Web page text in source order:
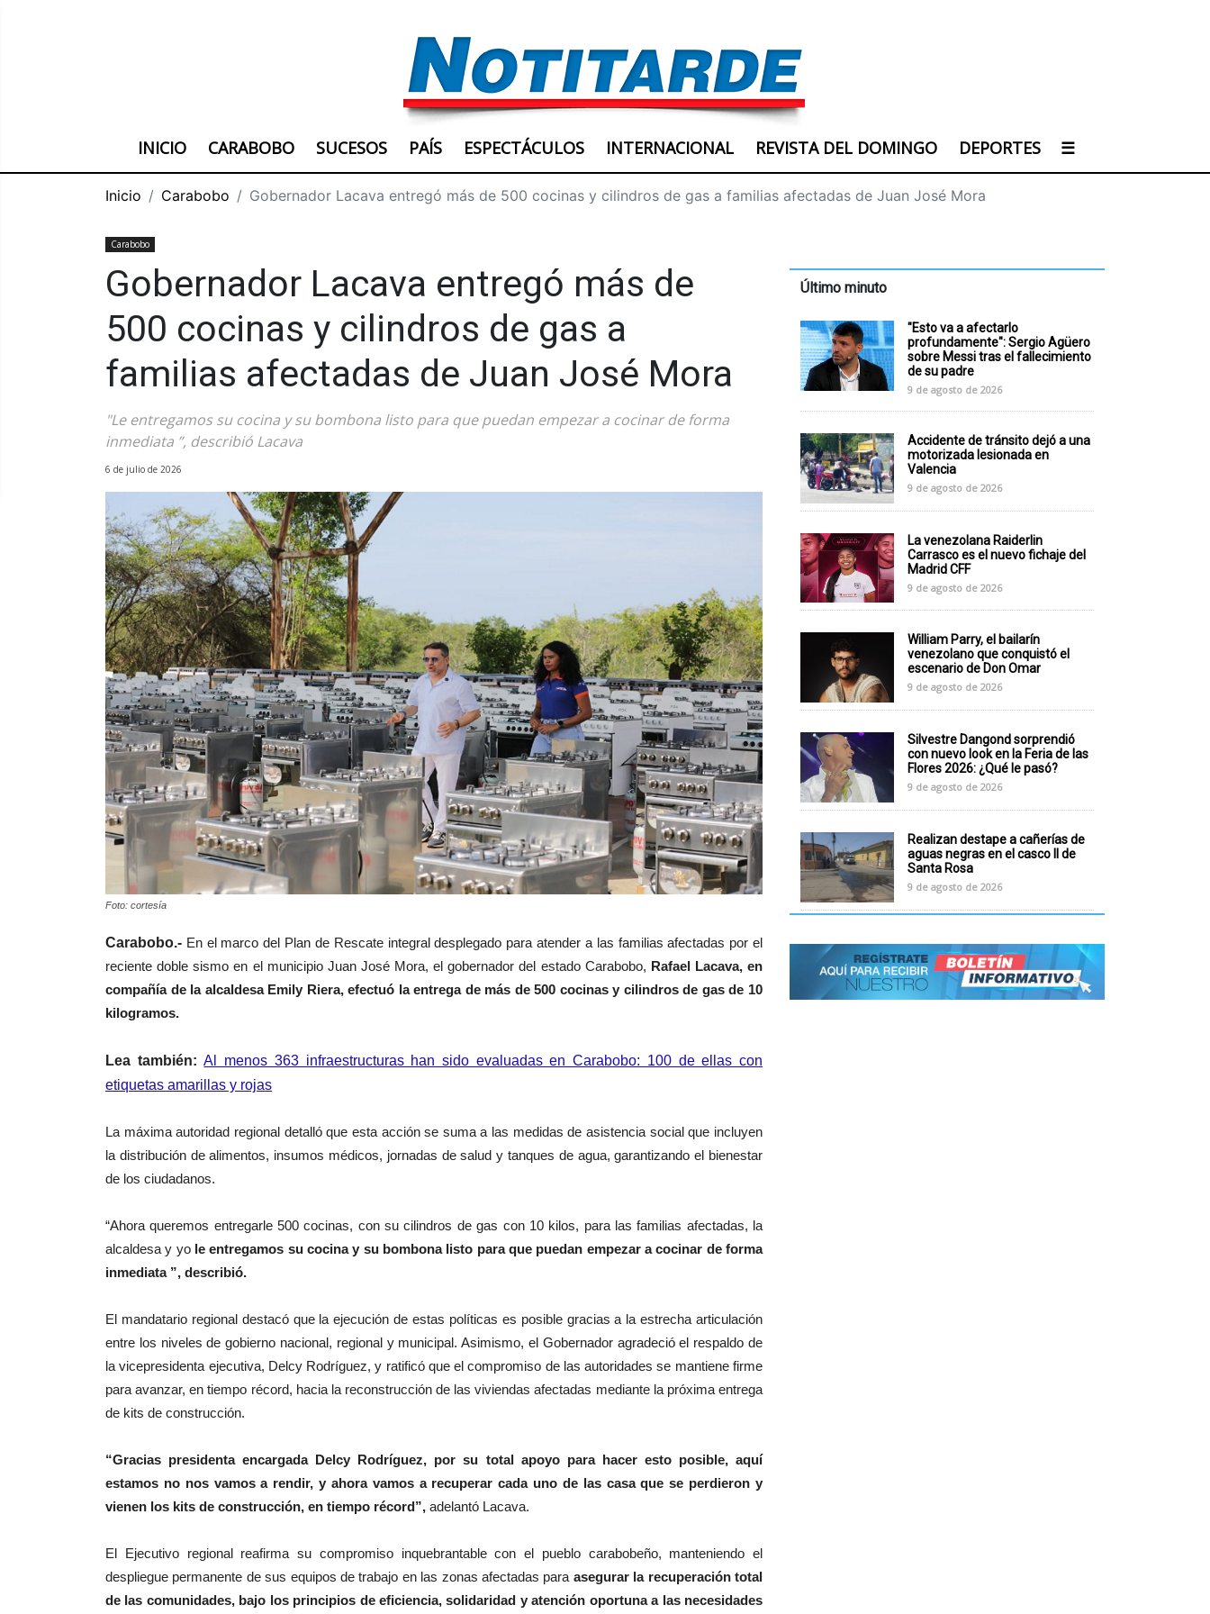
INICIO CARABOBO SUCESOS PAÍS ESPECTÁCULOS INTERNACIONAL REVISTA DEL DOMINGO DEPORTES ☰
Inicio Carabobo Gobernador Lacava entregó más de 500 cocinas y cilindros de gas a familias afectadas de Juan José Mora
Carabobo
Gobernador Lacava entregó más de
500 cocinas y cilindros de gas a
familias afectadas de Juan José Mora
"Le entregamos su cocina y su bombona listo para que puedan empezar a cocinar de forma
inmediata ”, describió Lacava
6 de julio de 2026
Foto: cortesía
Carabobo.- En el marco del Plan de Rescate integral desplegado para atender a las familias afectadas por el
reciente doble sismo en el municipio Juan José Mora, el gobernador del estado Carabobo, Rafael Lacava, en
compañía de la alcaldesa Emily Riera, efectuó la entrega de más de 500 cocinas y cilindros de gas de 10
kilogramos.
Lea también:Al menos 363 infraestructuras han sido evaluadas en Carabobo: 100 de ellas con
etiquetas amarillas y rojas
La máxima autoridad regional detalló que esta acción se suma a las medidas de asistencia social que incluyen
la distribución de alimentos, insumos médicos, jornadas de salud y tanques de agua, garantizando el bienestar
de los ciudadanos.
“Ahora queremos entregarle 500 cocinas, con su cilindros de gas con 10 kilos, para las familias afectadas, la
alcaldesa y yo le entregamos su cocina y su bombona listo para que puedan empezar a cocinar de forma
inmediata ”, describió.
El mandatario regional destacó que la ejecución de estas políticas es posible gracias a la estrecha articulación
entre los niveles de gobierno nacional, regional y municipal. Asimismo, el Gobernador agradeció el respaldo de
la vicepresidenta ejecutiva, Delcy Rodríguez, y ratificó que el compromiso de las autoridades se mantiene firme
para avanzar, en tiempo récord, hacia la reconstrucción de las viviendas afectadas mediante la próxima entrega
de kits de construcción.
“Gracias presidenta encargada Delcy Rodríguez, por su total apoyo para hacer esto posible, aquí
estamos no nos vamos a rendir, y ahora vamos a recuperar cada uno de las casa que se perdieron y
vienen los kits de construcción, en tiempo récord”, adelantó Lacava.
El Ejecutivo regional reafirma su compromiso inquebrantable con el pueblo carabobeño, manteniendo el
despliegue permanente de sus equipos de trabajo en las zonas afectadas para asegurar la recuperación total
de las comunidades, bajo los principios de eficiencia, solidaridad y atención oportuna a las necesidades
Último minuto
"Esto va a afectarlo
profundamente": Sergio Agüero
sobre Messi tras el fallecimiento
de su padre
9 de agosto de 2026
Accidente de tránsito dejó a una
motorizada lesionada en
Valencia
9 de agosto de 2026
La venezolana Raiderlin
Carrasco es el nuevo fichaje del
Madrid CFF
9 de agosto de 2026
William Parry, el bailarín
venezolano que conquistó el
escenario de Don Omar
9 de agosto de 2026
Silvestre Dangond sorprendió
con nuevo look en la Feria de las
Flores 2026: ¿Qué le pasó?
9 de agosto de 2026
Realizan destape a cañerías de
aguas negras en el casco II de
Santa Rosa
9 de agosto de 2026